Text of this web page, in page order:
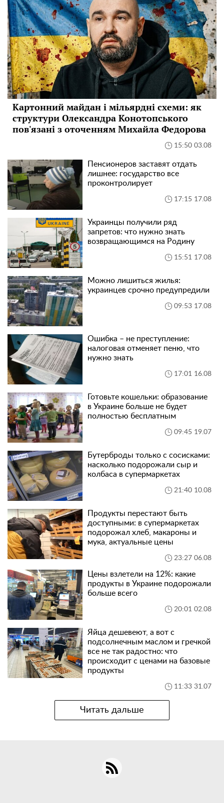
Картонний майдан і мільярдні схеми: як
структури Олександра Конотопського
пов'язані з оточенням Михайла Федорова
15:50 03.08
Пенсионеров заставят отдать
лишнее: государство все
проконтролирует
17:15 17.08
Украинцы получили ряд
запретов: что нужно знать
возвращающимся на Родину
15:51 17.08
Можно лишиться жилья:
украинцев срочно предупредили
09:53 17.08
Ошибка – не преступление:
налоговая отменяет пеню, что
нужно знать
17:01 16.08
Готовьте кошельки: образование
в Украине больше не будет
полностью бесплатным
09:45 19.07
Бутерброды только с сосисками:
насколько подорожали сыр и
колбаса в супермаркетах
21:40 10.08
Продукты перестают быть
доступными: в супермаркетах
подорожал хлеб, макароны и
мука, актуальные цены
23:27 06.08
Цены взлетели на 12%: какие
продукты в Украине подорожали
больше всего
20:01 02.08
Яйца дешевеют, а вот с
подсолнечным маслом и гречкой
все не так радостно: что
происходит с ценами на базовые
продукты
11:33 31.07
Читать дальше